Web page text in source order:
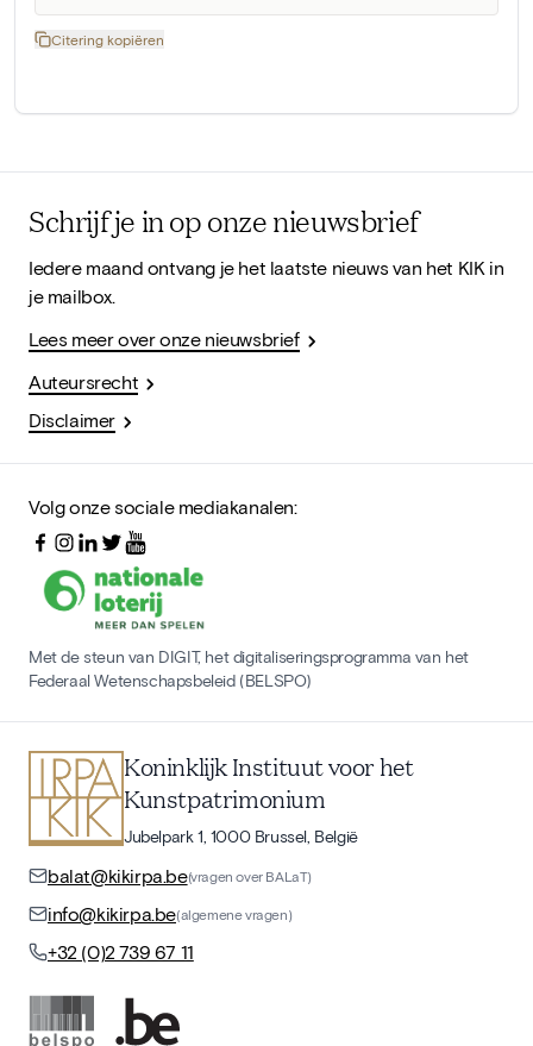
Citering kopiëren
Schrijf je in op onze nieuwsbrief
Iedere maand ontvang je het laatste nieuws van het KIK in
je mailbox.
Lees meer over onze nieuwsbrief
Auteursrecht
Disclaimer
Volg onze sociale mediakanalen:
Met de steun van DIGIT, het digitaliseringsprogramma van het
Federaal Wetenschapsbeleid (BELSPO)
Koninklijk Instituut voor het
Kunstpatrimonium
Jubelpark 1, 1000 Brussel, België
balat@kikirpa.be(vragen over BALaT)
info@kikirpa.be(algemene vragen)
+32 (0)2 739 67 11